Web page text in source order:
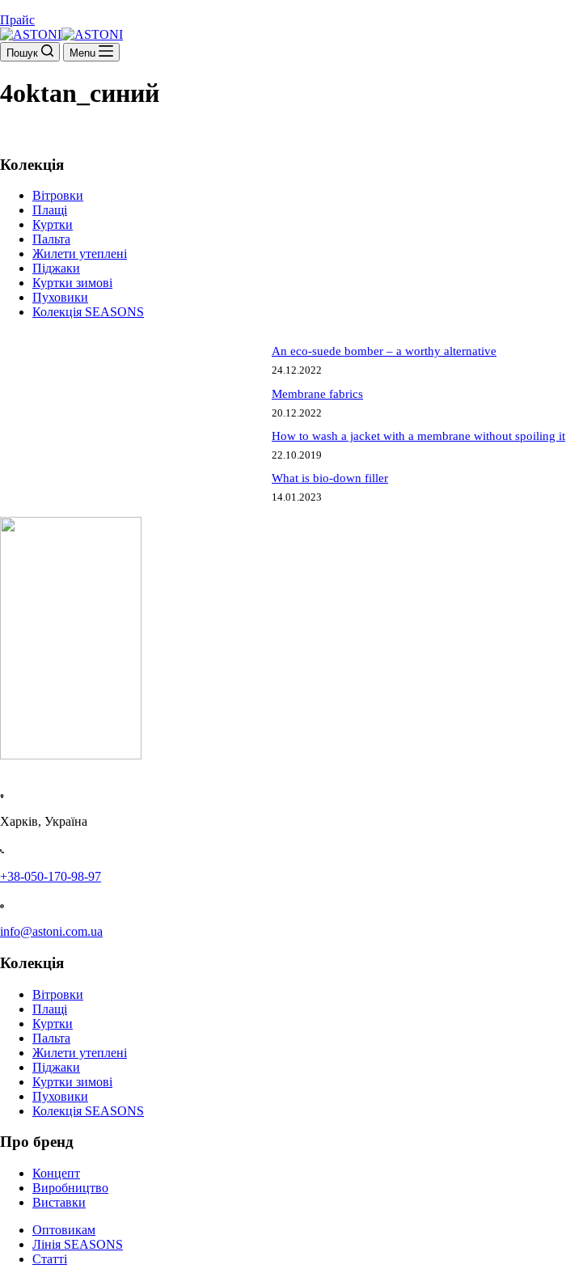
Прайс
Пошук Menu
4oktan_синий
Колекція
Вітровки
Плащі
Куртки
Пальта
Жилети утеплені
Піджаки
Куртки зимові
Пуховики
Колекція SEASONS
An eco-suede bomber – a worthy alternative
24.12.2022
Membrane fabrics
20.12.2022
How to wash a jacket with a membrane without spoiling it
22.10.2019
What is bio-down filler
14.01.2023
Харків, Україна
+38-050-170-98-97
info@astoni.com.ua
Колекція
Вітровки
Плащі
Куртки
Пальта
Жилети утеплені
Піджаки
Куртки зимові
Пуховики
Колекція SEASONS
Про бренд
Концепт
Виробництво
Виставки
Оптовикам
Лінія SEASONS
Статті